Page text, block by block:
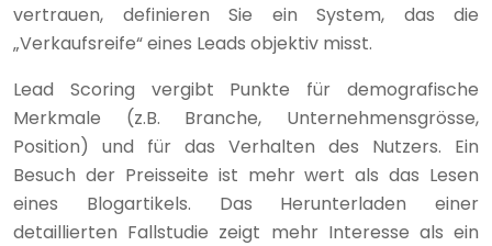
vertrauen, definieren Sie ein System, das die
„Verkaufsreife“ eines Leads objektiv misst.
Lead Scoring vergibt Punkte für demografische
Merkmale (z.B. Branche, Unternehmensgrösse,
Position) und für das Verhalten des Nutzers. Ein
Besuch der Preisseite ist mehr wert als das Lesen
eines Blogartikels. Das Herunterladen einer
detaillierten Fallstudie zeigt mehr Interesse als ein